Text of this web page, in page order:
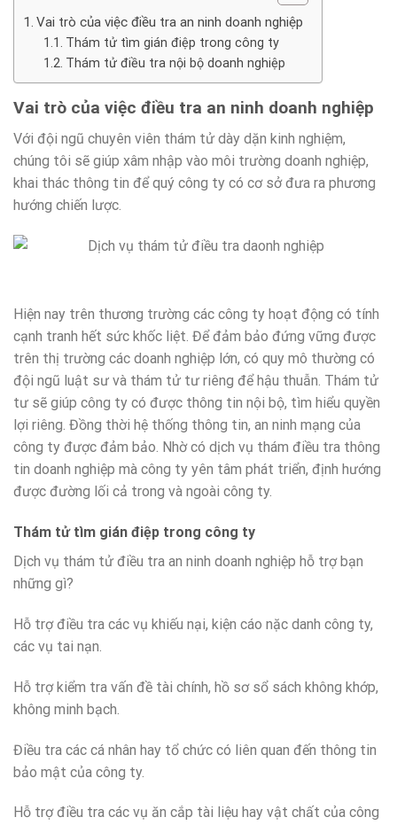
Vai trò của việc điều tra an ninh doanh nghiệp
Thám tử tìm gián điệp trong công ty
Thám tử điều tra nội bộ doanh nghiệp
Vai trò của việc điều tra an ninh doanh nghiệp
Với đội ngũ chuyên viên thám tử dày dặn kinh nghiệm,
chúng tôi sẽ giúp xâm nhập vào môi trường doanh nghiệp,
khai thác thông tin để quý công ty có cơ sở đưa ra phương
hướng chiến lược.
Hiện nay trên thương trường các công ty hoạt động có tính
cạnh tranh hết sức khốc liệt. Để đảm bảo đứng vững được
trên thị trường các doanh nghiệp lớn, có quy mô thường có
đội ngũ luật sư và thám tử tư riêng để hậu thuẫn. Thám tử
tư sẽ giúp công ty có được thông tin nội bộ, tìm hiểu quyền
lợi riêng. Đồng thời hệ thống thông tin, an ninh mạng của
công ty được đảm bảo. Nhờ có dịch vụ thám điều tra thông
tin doanh nghiệp mà công ty yên tâm phát triển, định hướng
được đường lối cả trong và ngoài công ty.
Thám tử tìm gián điệp trong công ty
Dịch vụ thám tử điều tra an ninh doanh nghiệp hỗ trợ bạn
những gì?
Hỗ trợ điều tra các vụ khiếu nại, kiện cáo nặc danh công ty,
các vụ tai nạn.
Hỗ trợ kiểm tra vấn đề tài chính, hồ sơ sổ sách không khớp,
không minh bạch.
Điều tra các cá nhân hay tổ chức có liên quan đến thông tin
bảo mật của công ty.
Hỗ trợ điều tra các vụ ăn cắp tài liệu hay vật chất của công